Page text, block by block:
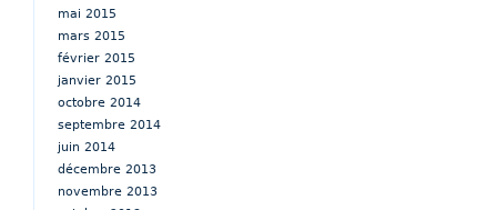
mai 2015
mars 2015
février 2015
janvier 2015
octobre 2014
septembre 2014
juin 2014
décembre 2013
novembre 2013